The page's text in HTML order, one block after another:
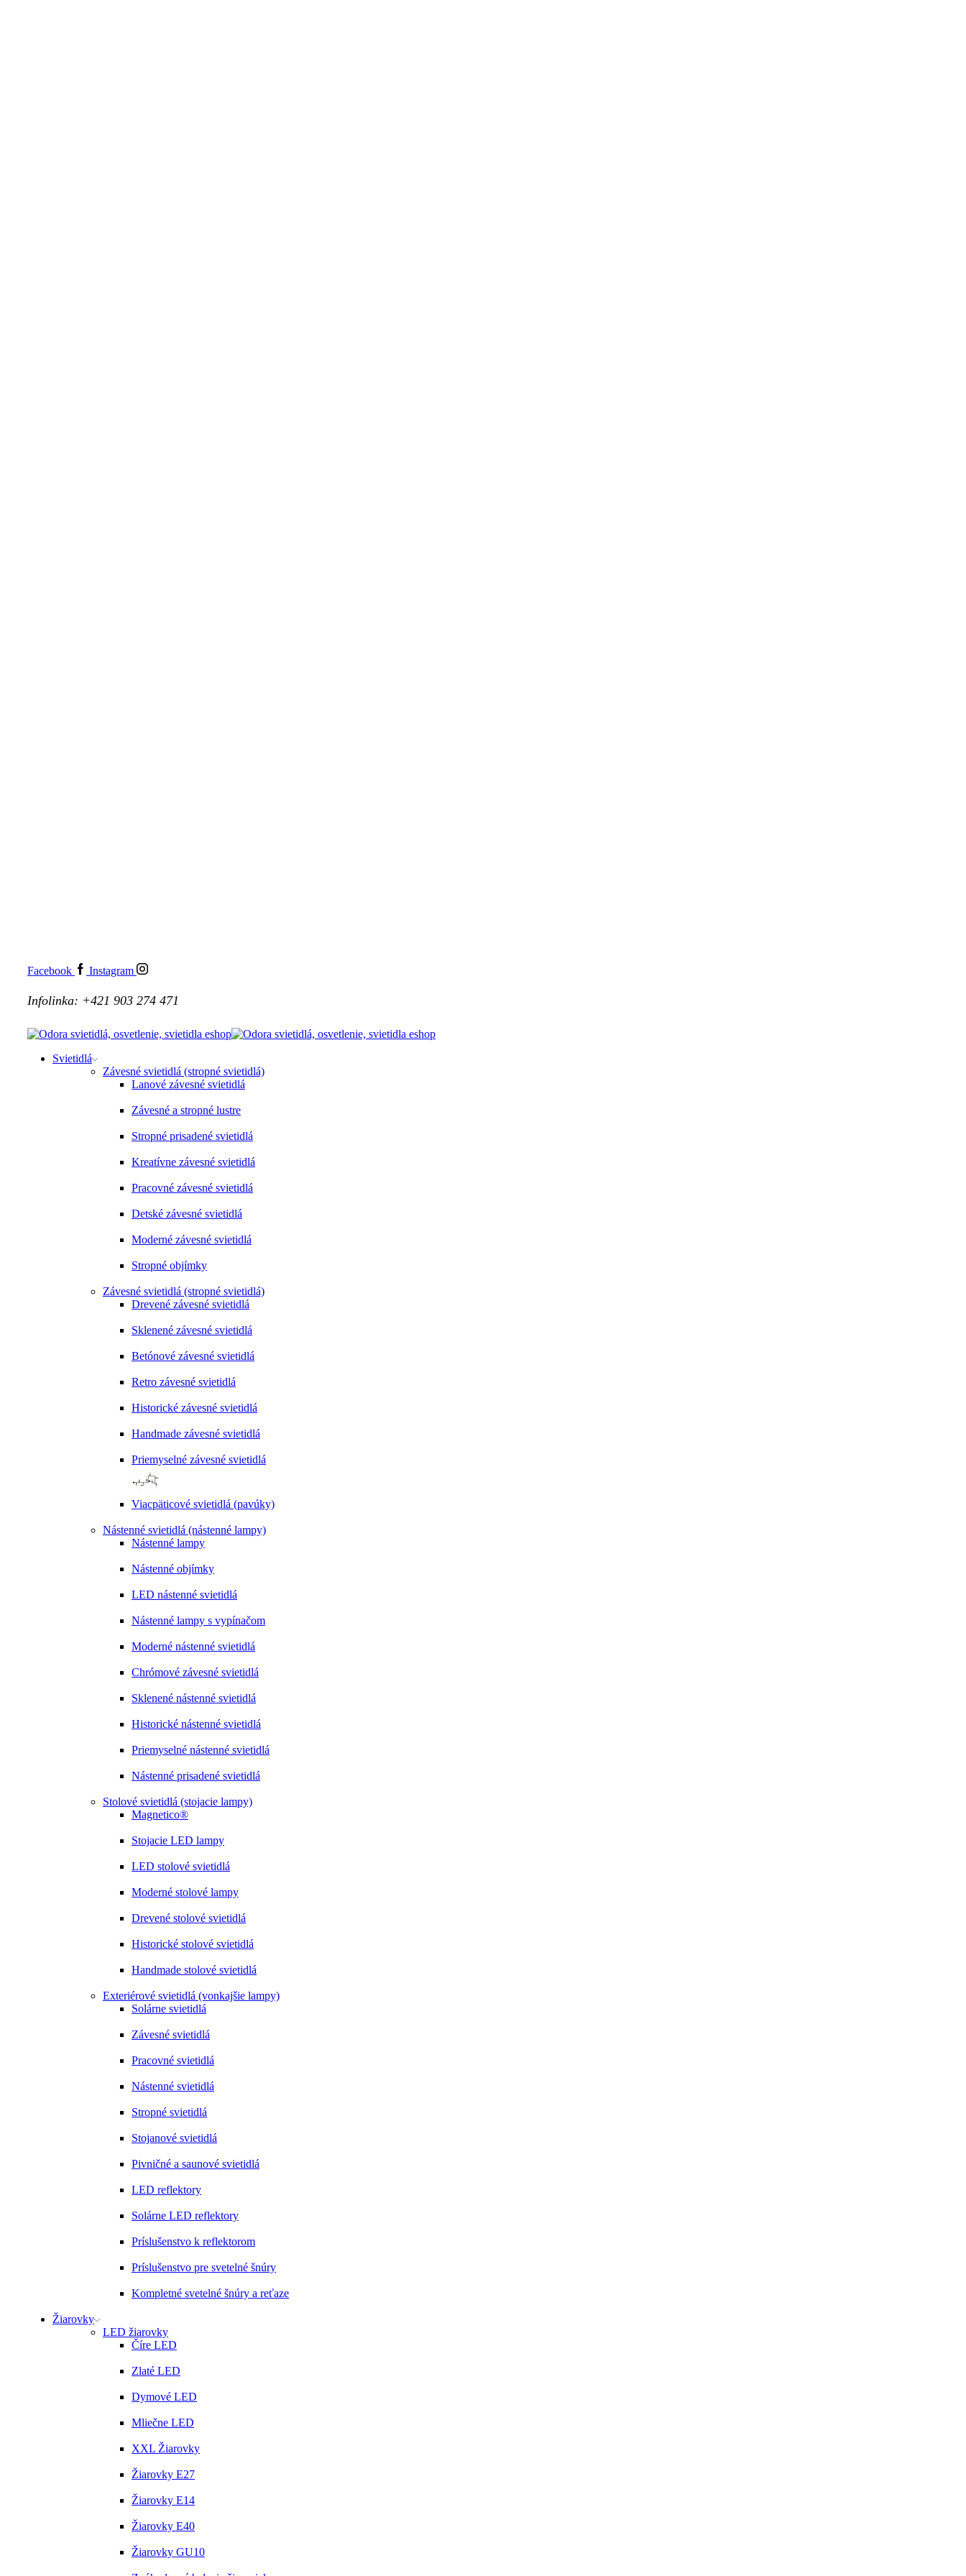
Facebook Instagram
Infolinka: +421 903 274 471
Svietidlá
Závesné svietidlá (stropné svietidlá)
Lanové závesné svietidlá
Závesné a stropné lustre
Stropné prisadené svietidlá
Kreatívne závesné svietidlá
Pracovné závesné svietidlá
Detské závesné svietidlá
Moderné závesné svietidlá
Stropné objímky
Závesné svietidlá (stropné svietidlá)
Drevené závesné svietidlá
Sklenené závesné svietidlá
Betónové závesné svietidlá
Retro závesné svietidlá
Historické závesné svietidlá
Handmade závesné svietidlá
Priemyselné závesné svietidlá
Viacpäticové svietidlá (pavúky)
Nástenné svietidlá (nástenné lampy)
Nástenné lampy
Nástenné objímky
LED nástenné svietidlá
Nástenné lampy s vypínačom
Moderné nástenné svietidlá
Chrómové závesné svietidlá
Sklenené nástenné svietidlá
Historické nástenné svietidlá
Priemyselné nástenné svietidlá
Nástenné prisadené svietidlá
Stolové svietidlá (stojacie lampy)
Magnetico®
Stojacie LED lampy
LED stolové svietidlá
Moderné stolové lampy
Drevené stolové svietidlá
Historické stolové svietidlá
Handmade stolové svietidlá
Exteriérové svietidlá (vonkajšie lampy)
Solárne svietidlá
Závesné svietidlá
Pracovné svietidlá
Nástenné svietidlá
Stropné svietidlá
Stojanové svietidlá
Pivničné a saunové svietidlá
LED reflektory
Solárne LED reflektory
Príslušenstvo k reflektorom
Príslušenstvo pre svetelné šnúry
Kompletné svetelné šnúry a reťaze
Žiarovky
LED žiarovky
Číre LED
Zlaté LED
Dymové LED
Mliečne LED
XXL Žiarovky
Žiarovky E27
Žiarovky E14
Žiarovky E40
Žiarovky GU10